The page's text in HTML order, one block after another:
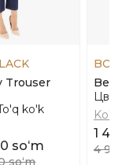
Trouser
ko'k
soʻm
soʻm
1
4